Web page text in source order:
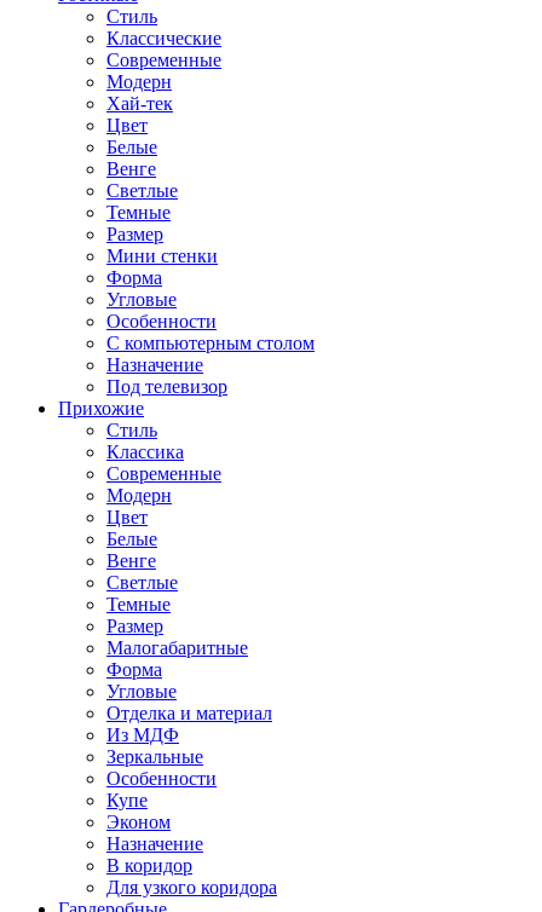
Стиль
Классические
Современные
Модерн
Хай-тек
Цвет
Белые
Венге
Светлые
Темные
Размер
Мини стенки
Форма
Угловые
Особенности
С компьютерным столом
Назначение
Под телевизор
Прихожие
Стиль
Классика
Современные
Модерн
Цвет
Белые
Венге
Светлые
Темные
Размер
Малогабаритные
Форма
Угловые
Отделка и материал
Из МДФ
Зеркальные
Особенности
Купе
Эконом
Назначение
В коридор
Для узкого коридора